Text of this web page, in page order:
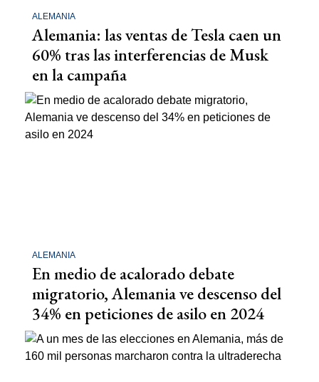
ALEMANIA
Alemania: las ventas de Tesla caen un
60% tras las interferencias de Musk
en la campaña
ALEMANIA
En medio de acalorado debate
migratorio, Alemania ve descenso del
34% en peticiones de asilo en 2024